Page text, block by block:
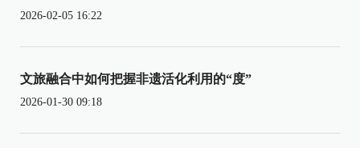
2026-02-05 16:22
文旅融合中如何把握非遗活化利用的“度”
2026-01-30 09:18